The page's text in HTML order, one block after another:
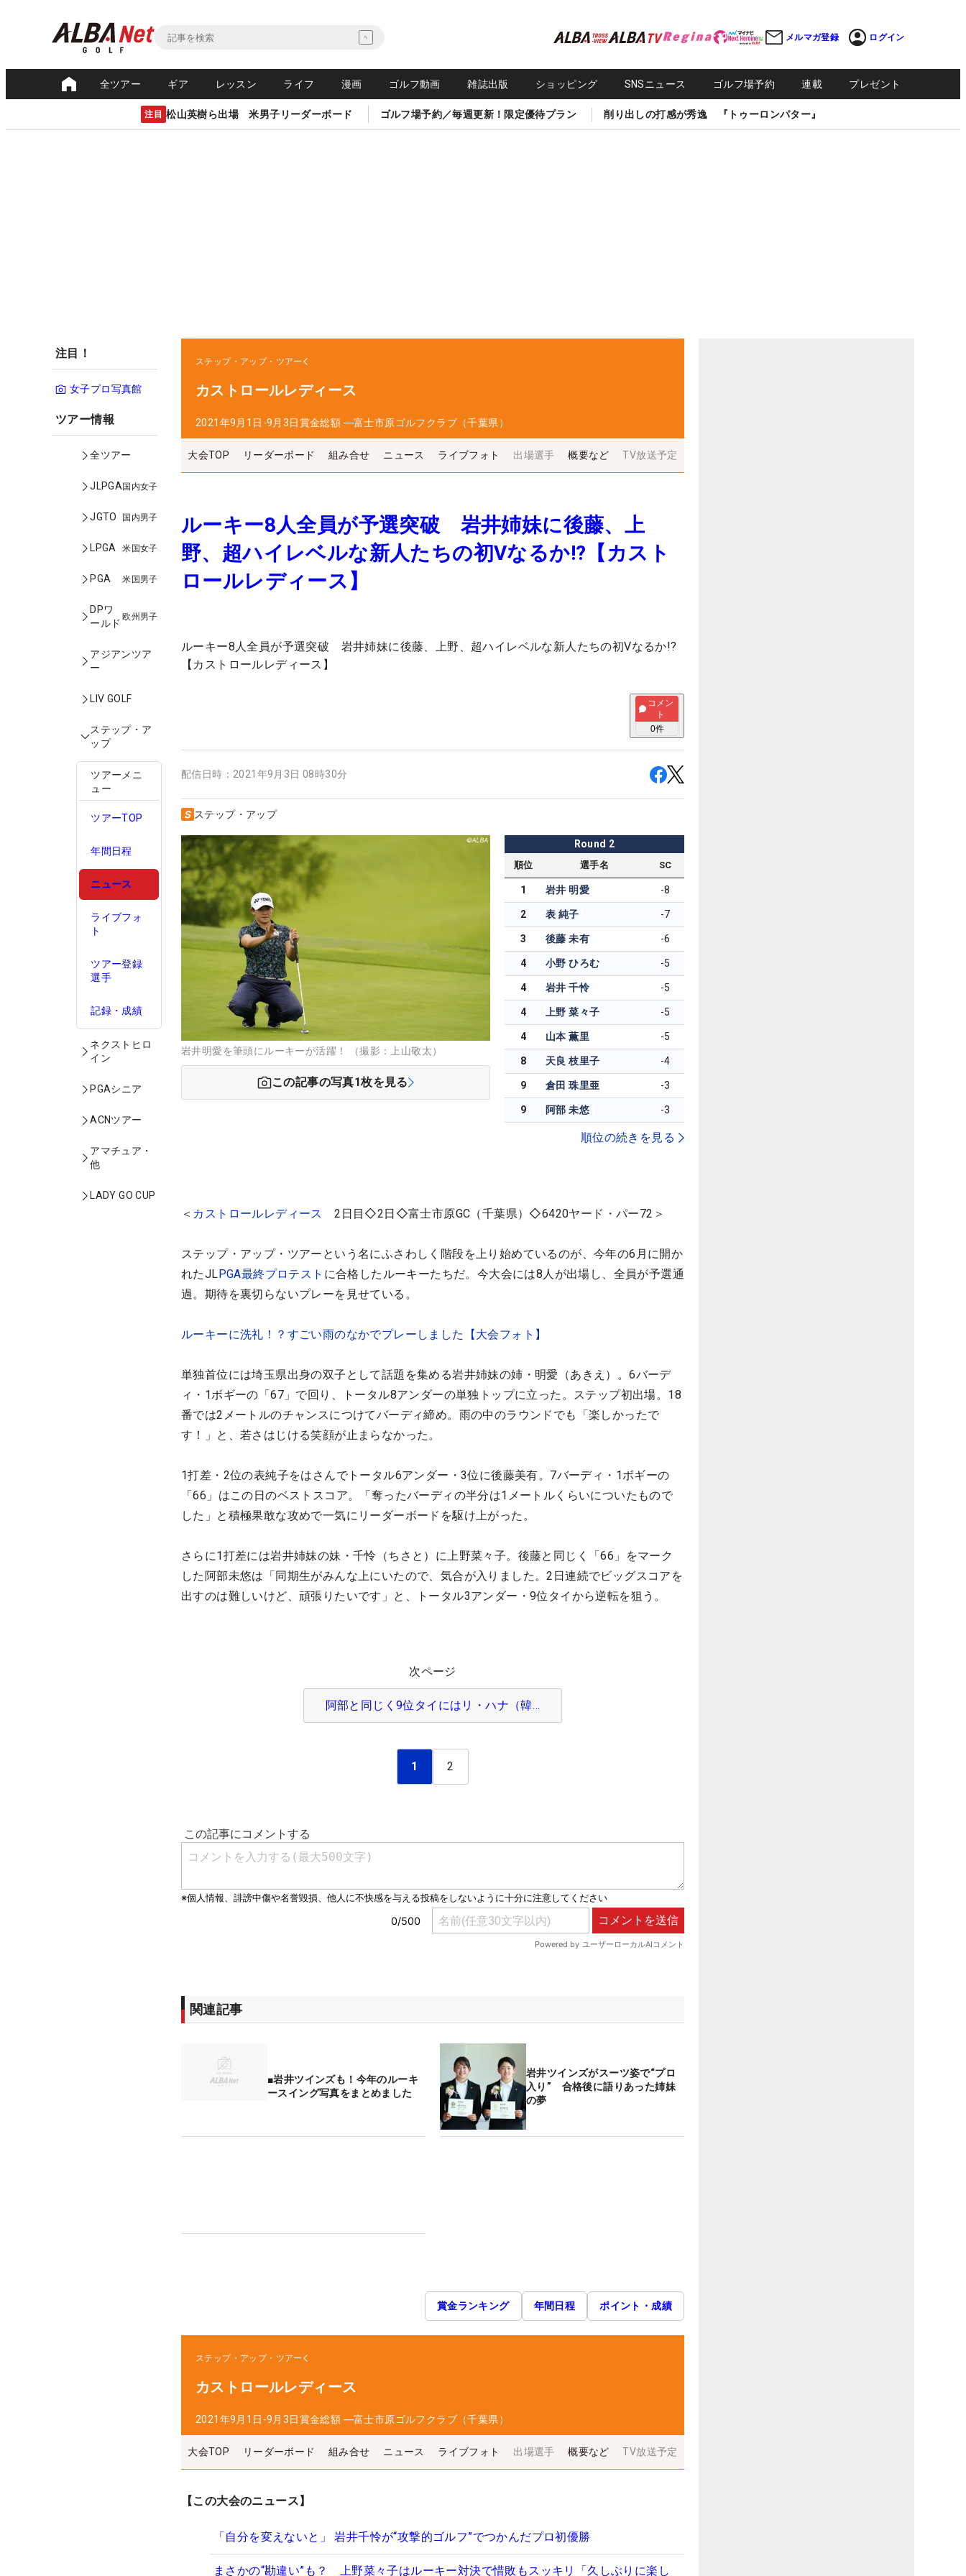
メルマガ登録 ログイン
全ツアー ギア レッスン ライフ 漫画 ゴルフ動画 雑誌出版 ショッピング SNSニュース ゴルフ場予約 連載 プレゼント
注目 松山英樹ら出場 米男子リーダーボード ゴルフ場予約／毎週更新！限定優待プラン 削り出しの打感が秀逸 『トゥーロンパター』
注目！
女子プロ写真館
ツアー情報
全ツアー
JLPGA国内女子
JGTO 国内男子
LPGA 米国女子
PGA 米国男子
DPワ
ールド
欧州男子
アジアンツア
ー
LIV GOLF
ステップ・ア
ップ
ツアーメニ
ュー
ツアーTOP
年間日程
ニュース
ライブフォ
ト
ツアー登録
選手
記録・成績
ネクストヒロ
イン
PGAシニア
ACNツアー
アマチュア・
他
LADY GO CUP
ステップ・アップ・ツアー
カストロールレディース
2021年9月1日-9月3日賞金総額 ―富士市原ゴルフクラブ（千葉県）
大会TOP リーダーボード 組み合せ ニュース ライブフォト 出場選手 概要など TV放送予定
ルーキー8人全員が予選突破 岩井姉妹に後藤、上
野、超ハイレベルな新人たちの初Vなるか!?【カスト
ロールレディース】
ルーキー8人全員が予選突破 岩井姉妹に後藤、上野、超ハイレベルな新人たちの初Vなるか!?
【カストロールレディース】
コメン
ト
0件
配信日時： 2021年9月3日 08時30分
ステップ・アップ
岩井明愛を筆頭にルーキーが活躍！ （撮影：上山敬太）
この記事の写真1枚を見る
Round 2
順位 選手名 SC
1 岩井 明愛 -8
2 表 純子 -7
3 後藤 未有 -6
4 小野 ひろむ -5
4 岩井 千怜 -5
4 上野 菜々子 -5
4 山本 薫里 -5
8 天良 枝里子 -4
9 倉田 珠里亜 -3
9 阿部 未悠 -3
順位の続きを見る
＜ カストロールレディース 2日目◇2日◇富士市原GC（千葉県）◇6420ヤード・パー72＞
ステップ・アップ・ツアーという名にふさわしく階段を上り始めているのが、今年の6月に開か
れたJLPGA最終プロテスト に合格したルーキーたちだ。今大会には8人が出場し、全員が予選通
過。期待を裏切らないプレーを見せている。
ルーキーに洗礼！？すごい雨のなかでプレーしました【大会フォト】
単独首位には埼玉県出身の双子として話題を集める岩井姉妹の姉・明愛（あきえ）。6バーデ
ィ・1ボギーの「67」で回り、トータル8アンダーの単独トップに立った。ステップ初出場。18
番では2メートルのチャンスにつけてバーディ締め。雨の中のラウンドでも「楽しかったで
す！」と、若さはじける笑顔が止まらなかった。
1打差・2位の表純子をはさんでトータル6アンダー・3位に後藤美有。7バーディ・1ボギーの
「66」はこの日のベストスコア。「奪ったバーディの半分は1メートルくらいについたもので
した」と積極果敢な攻めで一気にリーダーボードを駆け上がった。
さらに1打差には岩井姉妹の妹・千怜（ちさと）に上野菜々子。後藤と同じく「66」をマーク
した阿部未悠は「同期生がみんな上にいたので、気合が入りました。2日連続でビッグスコアを
出すのは難しいけど、頑張りたいです」と、トータル3アンダー・9位タイから逆転を狙う。
次ページ
阿部と同じく9位タイにはリ・ハナ（韓…
1 2
関連記事
■岩井ツインズも！今年のルーキ
ースイング写真をまとめました
岩井ツインズがスーツ姿で“プロ
入り” 合格後に語りあった姉妹
の夢
賞金ランキング 年間日程 ポイント・成績
ステップ・アップ・ツアー
カストロールレディース
2021年9月1日-9月3日賞金総額 ―富士市原ゴルフクラブ（千葉県）
大会TOP リーダーボード 組み合せ ニュース ライブフォト 出場選手 概要など TV放送予定
【この大会のニュース】
「自分を変えないと」 岩井千怜が“攻撃的ゴルフ”でつかんだプロ初優勝
まさかの“勘違い”も？ 上野菜々子はルーキー対決で惜敗もスッキリ「久しぶりに楽し